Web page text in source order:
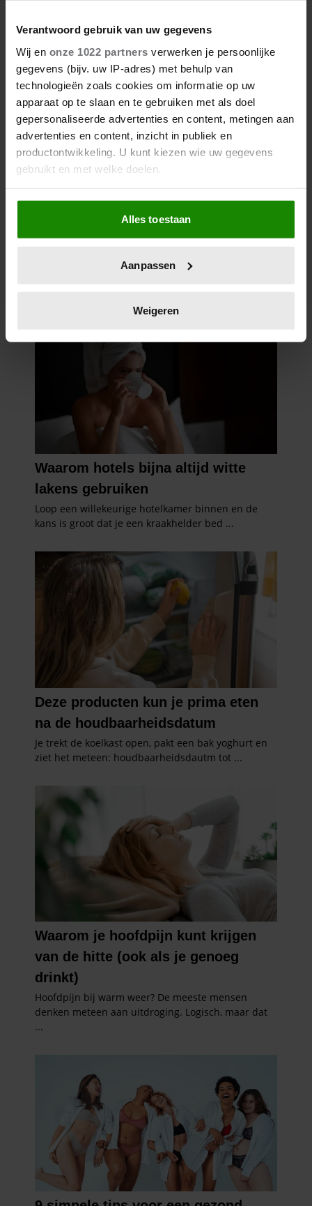
Verantwoord gebruik van uw gegevens
Wij en onze 1022 partners verwerken je persoonlijke
gegevens (bijv. uw IP-adres) met behulp van
technologieën zoals cookies om informatie op uw
apparaat op te slaan en te gebruiken met als doel
gepersonaliseerde advertenties en content, metingen aan
advertenties en content, inzicht in publiek en
productontwikkeling. U kunt kiezen wie uw gegevens
gebruikt en met welke doelen.
Als u het toestaat, willen we ook graag:
Informatie verzamelen over uw geografische
locatie, die tot een paar meter nauwkeurig kan zijn
scannen op specifieke eigenschappen (fingerprinting)
verwerkt en stel uw voorkeuren in het
intrekken in de Cookieverklaring.
We gebruiken cookies om content en advertenties te
personaliseren, om functies voor social media te bieden
en om ons websiteverkeer te analyseren. Ook delen we
informatie over uw gebruik van onze site met onze
partners voor social media, adverteren en analyse. Deze
informatie die u aan ze heeft verstrekt of die ze hebben
verzameld op basis van uw gebruik van hun services. U
gaat akkoord met onze cookies als u onze website blijft
gebruiken.
Alles toestaan
Aanpassen
Weigeren